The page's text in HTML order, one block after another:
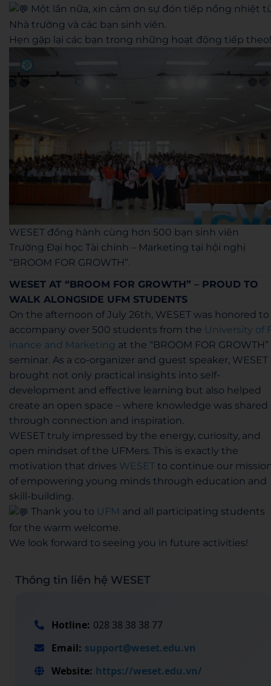
Một lần nữa, xin cảm ơn sự đón tiếp nồng nhiệt
Nhà trường và các bạn sinh viên.
Hẹn gặp lại các bạn trong những hoạt động tiếp theo!
WESET đồng hành cùng hơn 500 bạn sinh viên
Trường Đại học Tài chính – Marketing tại hội nghị
“BROOM FOR GROWTH”.
WESET AT “BROOM FOR GROWTH” – PROUD TO
WALK ALONGSIDE UFM STUDENTS
On the afternoon of July 26th, WESET was honored to
accompany over 500 students from the University of
inance and Marketing at the “BROOM FOR GROWTH”
seminar. As a co-organizer and guest speaker, WESET
brought not only practical insights into self-
development and effective learning but also helped
create an open space – where knowledge was shared
through connection and inspiration.
WESET truly impressed by the energy, curiosity, and
open mindset of the UFMers. This is exactly the
motivation that drives WESET to continue our
of empowering young minds through education and
skill-building.
Thank you to UFM and all participating students
for the warm welcome.
We look forward to seeing you in future activities!
Thông tin liên hệ WESET
Hotline: 028 38 38 38 77
Email: support@weset.edu.vn
Website: https://weset.edu.vn/